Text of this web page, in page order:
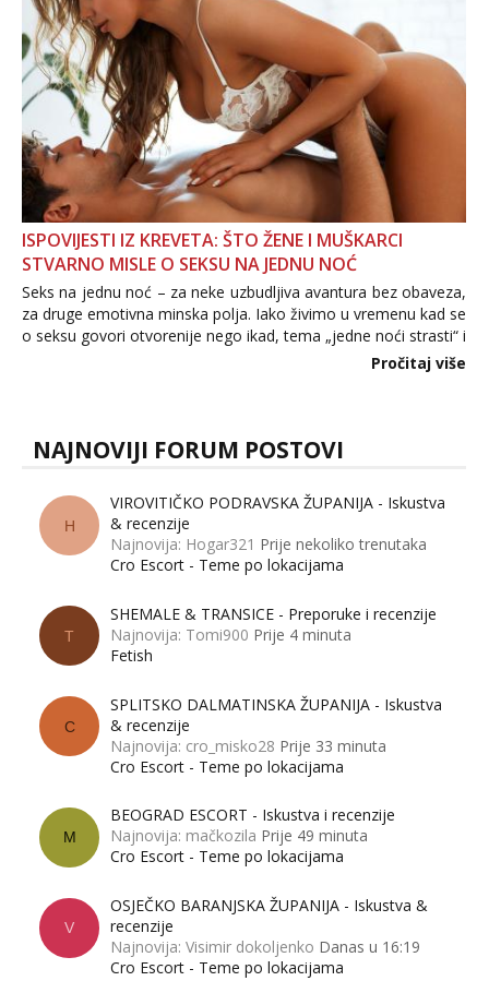
ISPOVIJESTI IZ KREVETA: ŠTO ŽENE I MUŠKARCI
STVARNO MISLE O SEKSU NA JEDNU NOĆ
Seks na jednu noć – za neke uzbudljiva avantura bez obaveza,
za druge emotivna minska polja. Iako živimo u vremenu kad se
o seksu govori otvorenije nego ikad, tema „jedne noći strasti“ i
dalje izaziva burne rasprave. Što zapravo misle žene, a što
Pročitaj više
NAJNOVIJI FORUM POSTOVI
H
VIROVITIČKO PODRAVSKA ŽUPANIJA - Iskustva
& recenzije
Najnovija: Hogar321 Prije nekoliko trenutaka
Cro Escort - Teme po lokacijama
T
SHEMALE & TRANSICE - Preporuke i recenzije
Najnovija: Tomi900 Prije 4 minuta
Fetish
C
SPLITSKO DALMATINSKA ŽUPANIJA - Iskustva
& recenzije
Najnovija: cro_misko28 Prije 33 minuta
Cro Escort - Teme po lokacijama
M
BEOGRAD ESCORT - Iskustva i recenzije
Najnovija: mačkozila Prije 49 minuta
Cro Escort - Teme po lokacijama
V
OSJEČKO BARANJSKA ŽUPANIJA - Iskustva &
recenzije
Najnovija: Visimir dokoljenko Danas u 16:19
Cro Escort - Teme po lokacijama